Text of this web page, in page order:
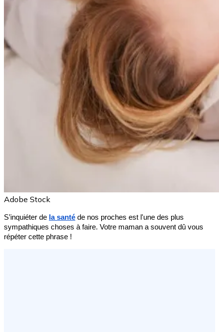
Adobe Stock
S’inquiéter de la santé de nos proches est l'une des plus
sympathiques choses à faire. Votre maman a souvent dû vous
répéter cette phrase !